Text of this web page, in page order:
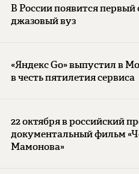
В России появится
джазовый вуз
«Яндекс Go» выпустил в
в честь пятилетия сервиса
22 октября в российский
документальный фильм
Мамонова»